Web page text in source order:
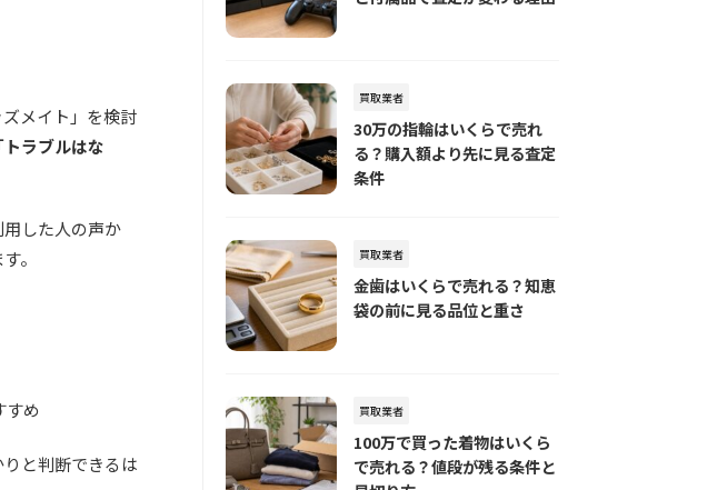
メイト」を検討
トラブルはな
した人の声か
。
すめ
と判断できるは
買取業者
30万の指輪はいくらで売れ
る？購入額より先に見る査定
条件
買取業者
金歯はいくらで売れる？知恵
袋の前に見る品位と重さ
買取業者
100万で買った着物はいくら
で売れる？値段が残る条件と